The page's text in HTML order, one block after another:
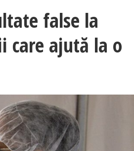
false la
care ajută la o